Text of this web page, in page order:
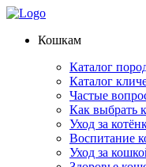
Кошкам
Каталог
Каталог
Частые
Как выбрать
Уход за
Воспитание
Уход за